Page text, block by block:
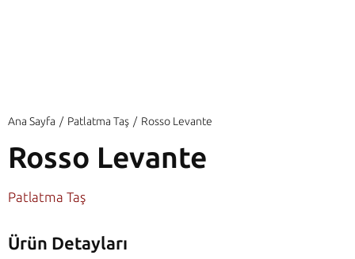
Ana Sayfa Patlatma Taş Rosso Levante
Rosso Levante
Patlatma Taş
Ürün Detayları